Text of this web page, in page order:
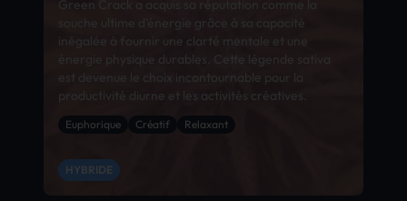
Green Crack a acquis sa réputation comme la
souche ultime d’énergie grâce à sa capacité
inégalée à fournir une clarté mentale et une
énergie physique durables. Cette légende sativa
est devenue le choix incontournable pour la
productivité diurne et les activités créatives.
Euphorique Créatif Relaxant
HYBRIDE